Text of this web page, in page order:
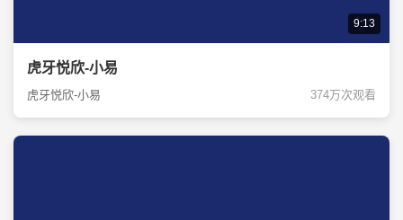
9:13
虎牙悦欣-小易
虎牙悦欣-小易 374万次观看